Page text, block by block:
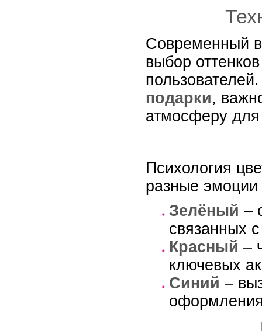
Современный
выбор
подарки,
атмосферу
Психология
разные эмоции
Зелёный –
связанных
Красный –
ключевых
Синий –
оформления